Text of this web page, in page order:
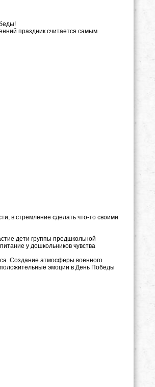
праздник считается самым
в стремление сделать что-то своими
дети группы предшкольной
у дошкольников чувства
Создание атмосферы военного
эмоции в День Победы